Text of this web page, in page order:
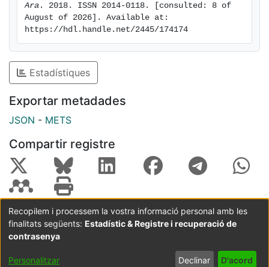
Ara . 2018. ISSN 2014-0118. [consulted: 8 of
August of 2026]. Available at:
https://hdl.handle.net/2445/174174
Estadístiques
Exportar metadades
JSON - METS
Compartir registre
Coordinació:CRAI UB Avís legal
Metadades
subjectes a:
Configuració
de cookies
privadesa
Recopilem i processem la vostra informació personal amb les
finalitats següents: Estadístic & Registre i recuperació de
contrasenya
Personalitzar Declinar D'acord